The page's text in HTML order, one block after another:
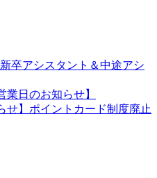
新卒アシスタント＆中途アシ
業日のお知らせ】
せ】ポイントカード制度廃止